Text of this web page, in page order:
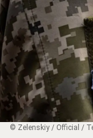
© Zеlеnskiу / Оfficiаl /